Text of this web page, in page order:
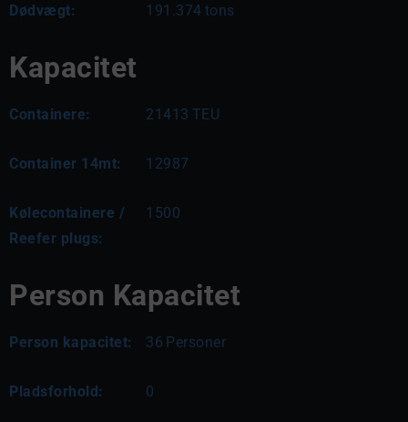
Dødvægt: 191.374 tons
Kapacitet
Containere: 21413 TEU
Container 14mt: 12987
Kølecontainere /
Reefer plugs:
1500
Person Kapacitet
Person kapacitet: 36 Personer
Pladsforhold: 0